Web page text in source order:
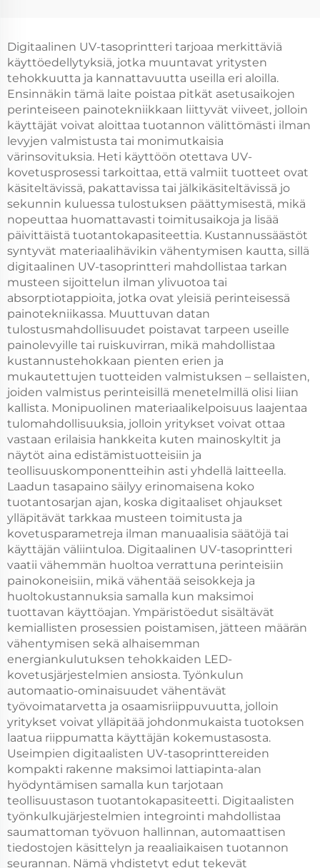
Digitaalinen UV-tasoprintteri tarjoaa merkittäviä
käyttöedellytyksiä, jotka muuntavat yritysten
tehokkuutta ja kannattavuutta useilla eri aloilla.
Ensinnäkin tämä laite poistaa pitkät asetusaikojen
perinteiseen painotekniikkaan liittyvät viiveet, jolloin
käyttäjät voivat aloittaa tuotannon välittömästi ilman
levyjen valmistusta tai monimutkaisia
värinsovituksia. Heti käyttöön otettava UV-
kovetusprosessi tarkoittaa, että valmiit tuotteet ovat
käsiteltävissä, pakattavissa tai jälkikäsiteltävissä jo
sekunnin kuluessa tulostuksen päättymisestä, mikä
nopeuttaa huomattavasti toimitusaikoja ja lisää
päivittäistä tuotantokapasiteettia. Kustannussäästöt
syntyvät materiaalihävikin vähentymisen kautta, sillä
digitaalinen UV-tasoprintteri mahdollistaa tarkan
musteen sijoittelun ilman ylivuotoa tai
absorptiotappioita, jotka ovat yleisiä perinteisessä
painotekniikassa. Muuttuvan datan
tulostusmahdollisuudet poistavat tarpeen useille
painolevyille tai ruiskuvirran, mikä mahdollistaa
kustannustehokkaan pienten erien ja
mukautettujen tuotteiden valmistuksen – sellaisten,
joiden valmistus perinteisillä menetelmillä olisi liian
kallista. Monipuolinen materiaalikelpoisuus laajentaa
tulomahdollisuuksia, jolloin yritykset voivat ottaa
vastaan erilaisia hankkeita kuten mainoskyltit ja
näytöt aina edistämistuotteisiin ja
teollisuuskomponentteihin asti yhdellä laitteella.
Laadun tasapaino säilyy erinomaisena koko
tuotantosarjan ajan, koska digitaaliset ohjaukset
ylläpitävät tarkkaa musteen toimitusta ja
kovetusparametreja ilman manuaalisia säätöjä tai
käyttäjän väliintuloa. Digitaalinen UV-tasoprintteri
vaatii vähemmän huoltoa verrattuna perinteisiin
painokoneisiin, mikä vähentää seisokkeja ja
huoltokustannuksia samalla kun maksimoi
tuottavan käyttöajan. Ympäristöedut sisältävät
kemiallisten prosessien poistamisen, jätteen määrän
vähentymisen sekä alhaisemman
energiankulutuksen tehokkaiden LED-
kovetusjärjestelmien ansiosta. Työnkulun
automaatio-ominaisuudet vähentävät
työvoimatarvetta ja osaamisriippuvuutta, jolloin
yritykset voivat ylläpitää johdonmukaista tuotoksen
laatua riippumatta käyttäjän kokemustasosta.
Useimpien digitaalisten UV-tasoprinttereiden
kompakti rakenne maksimoi lattiapinta-alan
hyödyntämisen samalla kun tarjotaan
teollisuustason tuotantokapasiteetti. Digitaalisten
työnkulkujärjestelmien integrointi mahdollistaa
saumattoman työvuon hallinnan, automaattisen
tiedostojen käsittelyn ja reaaliaikaisen tuotannon
seurannan. Nämä yhdistetyt edut tekevät